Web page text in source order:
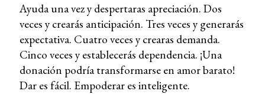
Ayuda una vez y despertaras apreciación. Dos
veces y crearás anticipación. Tres veces y generarás
expectativa. Cuatro veces y crearas demanda.
Cinco veces y establecerás dependencia. ¡Una
donación podría transformarse en amor barato!
Dar es fácil. Empoderar es inteligente.